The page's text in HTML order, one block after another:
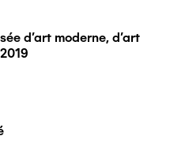
d'art moderne, d'art